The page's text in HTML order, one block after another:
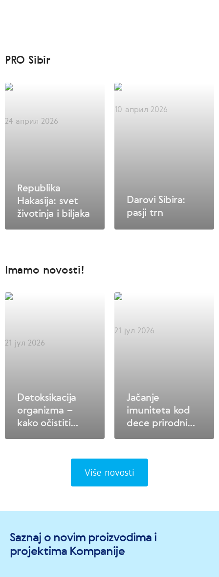
PRO Sibir
Republika
Hakasija: svet
životinja i biljaka
24 април 2026
Darovi Sibira:
pasji trn
10 април 2026
Imamo novosti!
Detoksikacija
organizma –
kako očistiti
organizam od
21 јул 2026
Jačanje
imuniteta kod
dece prirodnim
putem
21 јул 2026
Više novosti
Saznaj o novim proizvodima i
projektima Kompanije